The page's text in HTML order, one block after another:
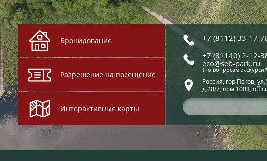
Бронирование
Разрешение на посещение
Интерактивные карты
+7 (8112) 33-17-
+7 (81140) 2-12-
eco@seb-park.ru
(по вопросам
Россия, гор.Псков,
д.20/7, пом.1003,